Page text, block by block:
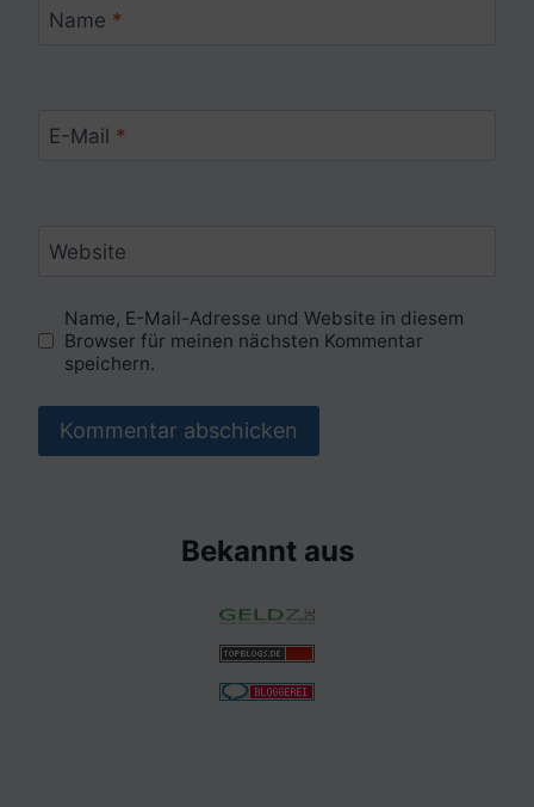
Name *
E-Mail *
Website
Name, E-Mail-Adresse und Website in diesem
Browser für meinen nächsten Kommentar
speichern.
Bekannt aus